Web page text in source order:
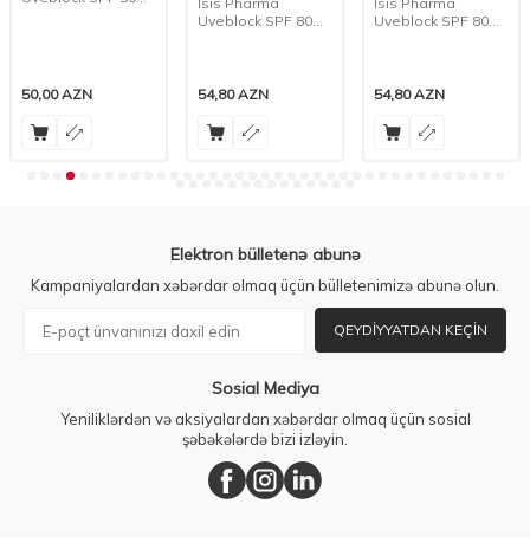
50,00AZN
Uveblock SPF 80
54,80AZN
Uveblock SPF 80
54,80AZN
Elektron bülletenə abunə
Kampaniyalardan xəbərdar olmaq üçün bülletenimizə abunə olun.
QEYDIYYATDAN KEÇIN
Sosial Mediya
Yeniliklərdən və aksiyalardan xəbərdar olmaq üçün sosial
şəbəkələrdə bizi izləyin.